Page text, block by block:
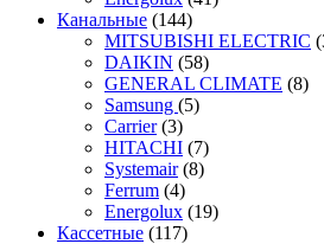
Канальные (144)
MITSUBISHI ELECTRIC
DAIKIN (58)
GENERAL CLIMATE (8)
Samsung (5)
Carrier (3)
HITACHI (7)
Systemair (8)
Ferrum (4)
Energolux (19)
Кассетные (117)